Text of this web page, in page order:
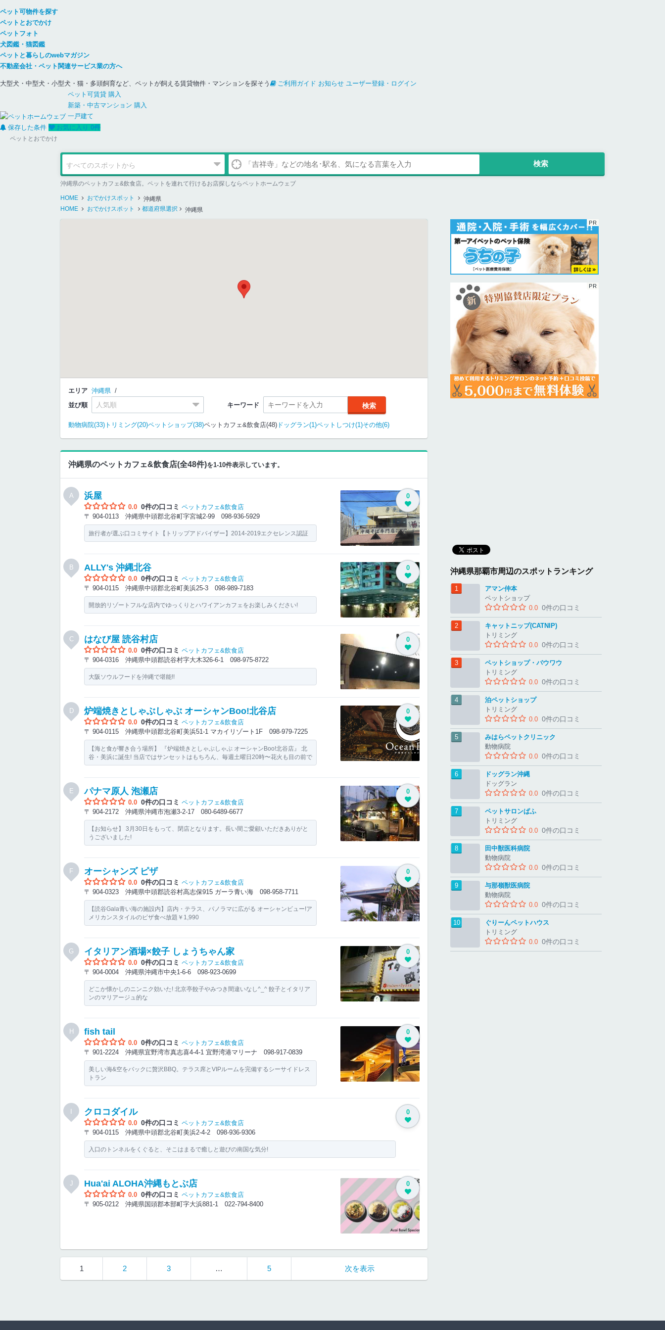
ペット可物件を探す
ペットとおでかけ
ペットフォト
犬図鑑・猫図鑑
ペットと暮らしのwebマガジン
不動産会社・ペット関連サービス業の方へ
大型犬・中型犬・小型犬・猫・多頭飼育など、ペットが飼える賃貸物件・マンションを探そう ご利用ガイド お知らせ ユーザー登録・ログイン
ペット可賃貸 購入
新築・中古マンション 購入
一戸建て
保存した条件
お気に入り 0件
ペットとおでかけ
沖縄県のペットカフェ&飲食店。ペットを連れて行けるお店探しならペットホームウェブ
HOME おでかけスポット
沖縄県
HOME
おでかけスポット 都道府県選択 沖縄県
エリア 沖縄県
並び順
キーワード
動物病院(33) トリミング(20)ペットショップ(38)ペットカフェ&飲食店(48) ドッグラン(1)ペットしつけ(1)その他(6)
沖縄県のペットカフェ&飲食店(全48件)を1-10件表示しています。
A 浜屋
0.0 0件の口コミ ペットカフェ&飲食店
〒 904-0113 沖縄県中頭郡北谷町字宮城2-99 098-936-5929
旅行者が選ぶ口コミサイト【トリップアドバイザー】2014-2019エクセレンス認証
0
B ALLY's 沖縄北谷
0.0 0件の口コミ ペットカフェ&飲食店
〒 904-0115 沖縄県中頭郡北谷町美浜25-3 098-989-7183
開放的リゾートフルな店内でゆっくりとハワイアンカフェをお楽しみください!
0
C はなび屋 読谷村店
0.0 0件の口コミ ペットカフェ&飲食店
〒 904-0316 沖縄県中頭郡読谷村字大木326-6-1 098-975-8722
大阪ソウルフードを沖縄で堪能!!
0
D 炉端焼きとしゃぶしゃぶ オーシャンBoo!北谷店
0.0 0件の口コミ ペットカフェ&飲食店
〒 904-0115 沖縄県中頭郡北谷町美浜51-1 マカイリゾート1F 098-979-7225
【海と食が響き合う場所】 『炉端焼きとしゃぶしゃぶ オーシャンBoo!北谷店』 北
谷・美浜に誕生! 当店ではサンセットはもちろん、毎週土曜日20時〜花火も目の前で
0
E パナマ原人 泡瀬店
0.0 0件の口コミ ペットカフェ&飲食店
〒 904-2172 沖縄県沖縄市泡瀬3-2-17 080-6489-6677
【お知らせ】 3月30日をもって、閉店となります。長い間ご愛顧いただきありがと
うございました!
0
F オーシャンズ ピザ
0.0 0件の口コミ ペットカフェ&飲食店
〒 904-0323 沖縄県中頭郡読谷村高志保915 ガーラ青い海 098-958-7711
【読谷Gala青い海の施設内】店内・テラス、パノラマに広がる オーシャンビュー!ア
メリカンスタイルのピザ食べ放題￥1,990
0
G イタリアン酒場×餃子 しょうちゃん家
0.0 0件の口コミ ペットカフェ&飲食店
〒 904-0004 沖縄県沖縄市中央1-6-6 098-923-0699
どこか懐かしのニンニク効いた! 北京亭餃子やみつき間違いなし^_^ 餃子とイタリア
ンのマリアージュ的な
0
H fish tail
0.0 0件の口コミ ペットカフェ&飲食店
〒 901-2224 沖縄県宜野湾市真志喜4-4-1 宜野湾港マリーナ 098-917-0839
美しい海&空をバックに贅沢BBQ。テラス席とVIPルームを完備するシーサイドレス
トラン
0
I クロコダイル
0.0 0件の口コミ ペットカフェ&飲食店
〒 904-0115 沖縄県中頭郡北谷町美浜2-4-2 098-936-9306
入口のトンネルをくぐると、そこはまるで癒しと遊びの南国な気分!
0
J Hua'ai ALOHA沖縄もとぶ店
0.0 0件の口コミ ペットカフェ&飲食店
〒 905-0212 沖縄県国頭郡本部町字大浜881-1 022-794-8400
0
1 2 3 … 5 次を表示
沖縄県那覇市周辺のスポットランキング
アマン仲本
ペットショップ
0.0 0件の口コミ
キャットニップ(CATNIP)
トリミング
0.0 0件の口コミ
ペットショップ・バウワウ
トリミング
0.0 0件の口コミ
泊ペットショップ
トリミング
0.0 0件の口コミ
みはらペットクリニック
動物病院
0.0 0件の口コミ
ドッグラン沖縄
ドッグラン
0.0 0件の口コミ
ペットサロンぱふ
トリミング
0.0 0件の口コミ
田中獣医科病院
動物病院
0.0 0件の口コミ
与那嶺獣医病院
動物病院
0.0 0件の口コミ
ぐりーんペットハウス
トリミング
0.0 0件の口コミ